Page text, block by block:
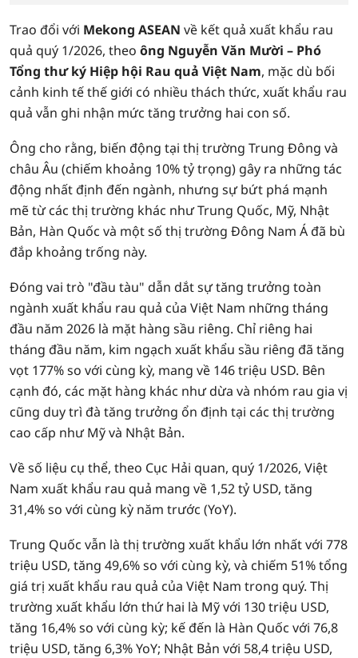
Trao đổi với Mekong ASEAN về kết quả xuất khẩu rau
quả quý 1/2026, theo ông Nguyễn Văn Mười – Phó
Tổng thư ký Hiệp hội Rau quả Việt Nam, mặc dù bối
cảnh kinh tế thế giới có nhiều thách thức, xuất khẩu rau
quả vẫn ghi nhận mức tăng trưởng hai con số.
Ông cho rằng, biến động tại thị trường Trung Đông và
châu Âu (chiếm khoảng 10% tỷ trọng) gây ra những tác
động nhất định đến ngành, nhưng sự bứt phá mạnh
mẽ từ các thị trường khác như Trung Quốc, Mỹ, Nhật
Bản, Hàn Quốc và một số thị trường Đông Nam Á đã bù
đắp khoảng trống này.
Đóng vai trò "đầu tàu" dẫn dắt sự tăng trưởng toàn
ngành xuất khẩu rau quả của Việt Nam những tháng
đầu năm 2026 là mặt hàng sầu riêng. Chỉ riêng hai
tháng đầu năm, kim ngạch xuất khẩu sầu riêng đã tăng
vọt 177% so với cùng kỳ, mang về 146 triệu USD. Bên
cạnh đó, các mặt hàng khác như dừa và nhóm rau gia vị
cũng duy trì đà tăng trưởng ổn định tại các thị trường
cao cấp như Mỹ và Nhật Bản.
Về số liệu cụ thể, theo Cục Hải quan, quý 1/2026, Việt
Nam xuất khẩu rau quả mang về 1,52 tỷ USD, tăng
31,4% so với cùng kỳ năm trước (YoY).
Trung Quốc vẫn là thị trường xuất khẩu lớn nhất với 778
triệu USD, tăng 49,6% so với cùng kỳ, và chiếm 51% tổng
giá trị xuất khẩu rau quả của Việt Nam trong quý. Thị
trường xuất khẩu lớn thứ hai là Mỹ với 130 triệu USD,
tăng 16,4% so với cùng kỳ; kế đến là Hàn Quốc với 76,8
triệu USD, tăng 6,3% YoY; Nhật Bản với 58,4 triệu USD,